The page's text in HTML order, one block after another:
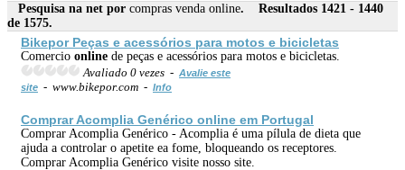
Pesquisa na net por compras venda online. Resultados 1421 - 1440
de 1575.
Bikepor Peças e acessórios para motos e bicicletas
Comercio online de peças e acessórios para motos e bicicletas.
Avaliado 0 vezes - Avalie este
site - www.bikepor.com - Info
Comprar Acomplia Genérico online em Portugal
Comprar Acomplia Genérico - Acomplia é uma pílula de dieta que
ajuda a controlar o apetite ea fome, bloqueando os receptores.
Comprar Acomplia Genérico visite nosso site.